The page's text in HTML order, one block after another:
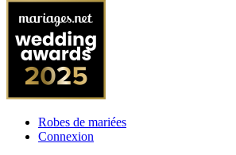
Robes de mariées
Connexion